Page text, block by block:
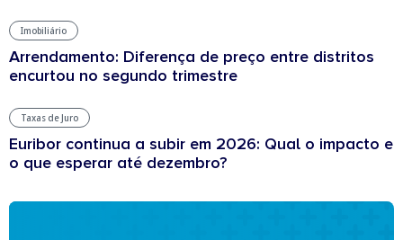
Imobiliário
Arrendamento: Diferença de preço entre distritos
encurtou no segundo trimestre
Taxas de Juro
Euribor continua a subir em 2026: Qual o impacto e
o que esperar até dezembro?